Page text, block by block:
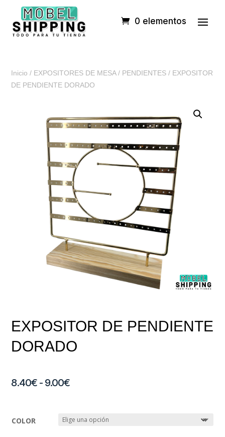
0 elementos
Inicio / EXPOSITORES DE MESA/ PENDIENTES / EXPOSITOR
DE PENDIENTE DORADO
EXPOSITOR DE PENDIENTE
DORADO
8.40€ - 9.00€Rango
precios:
COLOR